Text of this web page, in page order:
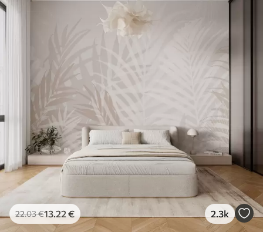
22.03€13 .22 € 2.3k